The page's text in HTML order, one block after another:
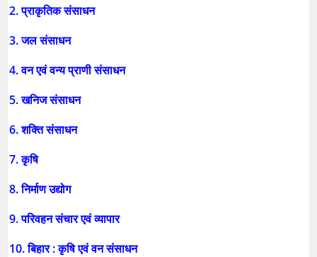
2. प्राकृतिक संसाधन
3. जल संसाधन
4. वन एवं वन्य प्राणी संसाधन
5. खनिज संसाधन
6. शक्ति संसाधन
7. कृषि
8. निर्माण उद्योग
9. परिवहन संचार एवं व्यापार
10. बिहार : कृषि एवं वन संसाधन